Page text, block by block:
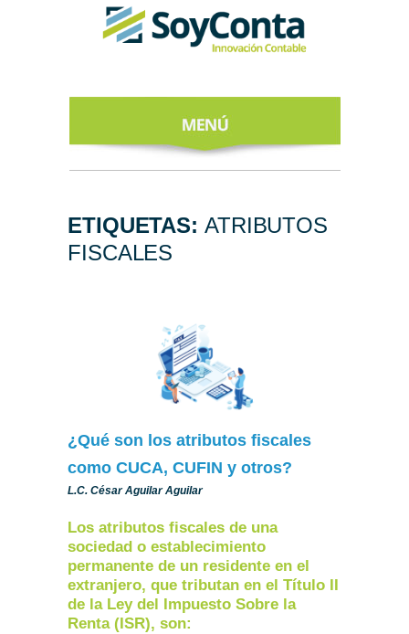
ACERCA DE
NUESTROS
EL CFDI 4.0
REGÍSTRATE
AL NEWSLETTER
ETIQUETAS: ATRIBUTOS
FISCALES
¿Qué son los atributos fiscales
como CUCA, CUFIN y otros?
L.C. César Aguilar Aguilar
Los atributos fiscales de una
sociedad o establecimiento
permanente de un residente en el
extranjero, que tributan en el Título II
de la Ley del Impuesto Sobre la
Renta (ISR), son: